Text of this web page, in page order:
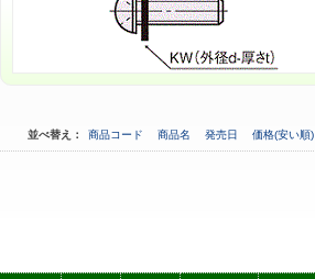
並べ替え： 商品コード 商品名 発売日 価格(安い順)